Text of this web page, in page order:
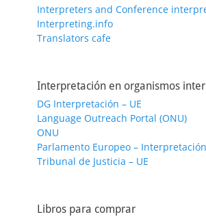
Interpreters and Conference
Interpreting.info
Translators cafe
Interpretación en organismos
DG Interpretación – UE
Language Outreach Portal (ONU)
ONU
Parlamento Europeo – Interpretación
Tribunal de Justicia – UE
Libros para comprar